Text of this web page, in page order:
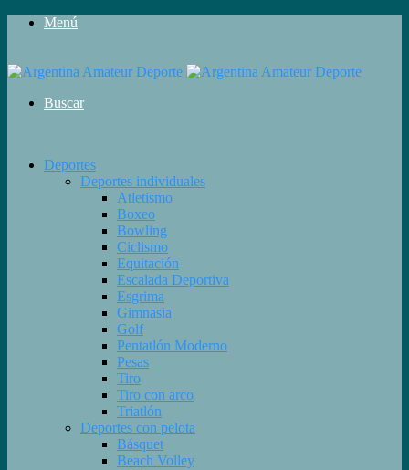
Menú
Buscar
Deportes
Deportes individuales
Atletismo
Boxeo
Bowling
Ciclismo
Equitación
Escalada Deportiva
Esgrima
Gimnasia
Golf
Pentatlón Moderno
Pesas
Tiro
Tiro con arco
Triatlón
Deportes con pelota
Básquet
Beach Volley